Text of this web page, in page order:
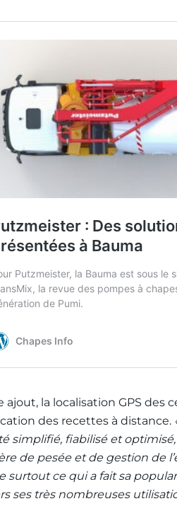
ajout, la localisation GPS des
des recettes à distance.
simplifié, fiabilisé et
de pesée et de gestion de
surtout ce qui a fait sa
ses très nombreuses